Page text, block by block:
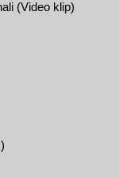
(Video klip)